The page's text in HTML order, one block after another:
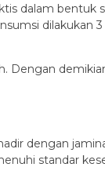
dalam bentuk
Dengan
dengan
standar